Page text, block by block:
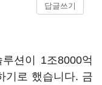
답글쓰기
션이 1조8000억
기로 했습니다. 금